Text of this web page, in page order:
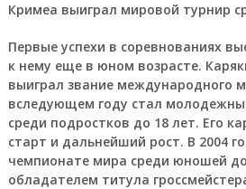
Кримеа выиграл мировой турнир
Первые успехи в соревнованиях
к нему еще в юном возрасте.
выиграл звание международного
вследующем году стал
среди подростков до 18 лет. Его
старт и дальнейший рост. В 2004
чемпионате мира среди юношей
обладателем титула